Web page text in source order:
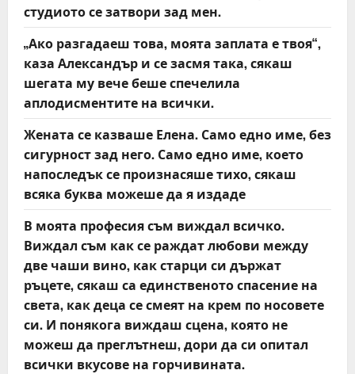
a
t
i
o
n
студиото се затвори зад мен.
„Ако разгадаеш това, моята заплата е твоя“,
каза Александър и се засмя така, сякаш
шегата му вече беше спечелила
аплодисментите на всички.
Жената се казваше Елена. Само едно име, без
сигурност зад него. Само едно име, което
напоследък се произнасяше тихо, сякаш
всяка буква можеше да я издаде
В моята професия съм виждал всичко.
Виждал съм как се раждат любови между
две чаши вино, как старци си държат
ръцете, сякаш са единственото спасение на
света, как деца се смеят на крем по носовете
си. И понякога виждаш сцена, която не
можеш да преглътнеш, дори да си опитал
всички вкусове на горчивината.